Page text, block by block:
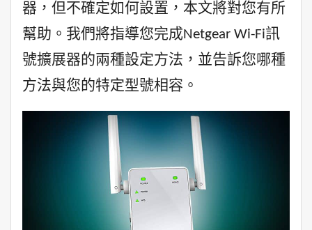
器，但不確定如何設置，本文將對您有所
幫助。我們將指導您完成Netgear Wi-Fi訊
號擴展器的兩種設定方法，並告訴您哪種
方法與您的特定型號相容。